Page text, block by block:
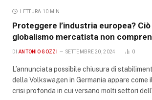
LETTURA 10 MIN.
Proteggere l’industria europea?
globalismo mercatista non
DI ANTONIO GOZZI SETTEMBRE 20, 2024 0
L’annunciata possibile chiusura di
della Volkswagen in Germania appare come
crisi profonda in cui versano molti settori